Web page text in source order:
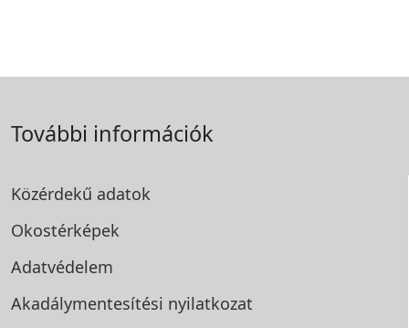
További információk
Közérdekű adatok
Okostérképek
Adatvédelem
Akadálymentesítési nyilatkozat